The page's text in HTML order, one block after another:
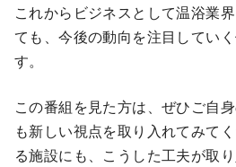
これからビジネスとして温浴業
ても、今後の動向を注目してい
す。
この番組を見た方は、ぜひご自
も新しい視点を取り入れてみて
る施設にも、こうした工夫が取